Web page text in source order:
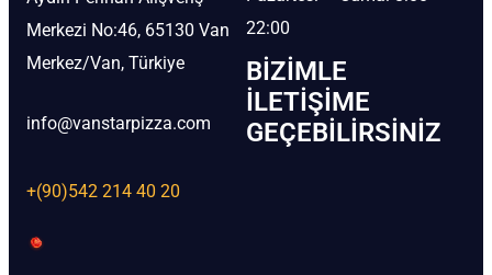
Merkezi No:46, 65130 Van
Merkez/Van, Türkiye
info@vanstarpizza.com
+(90)542 214 40 20
22:00
BIZIMLE
İLETIŞIME
GEÇEBILIRSINIZ